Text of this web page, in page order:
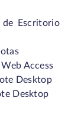
Escritorio
Access
Desktop
Desktop